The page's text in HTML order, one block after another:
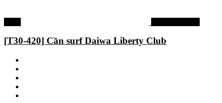
[T30-420] Cần surf Daiwa Liberty Club